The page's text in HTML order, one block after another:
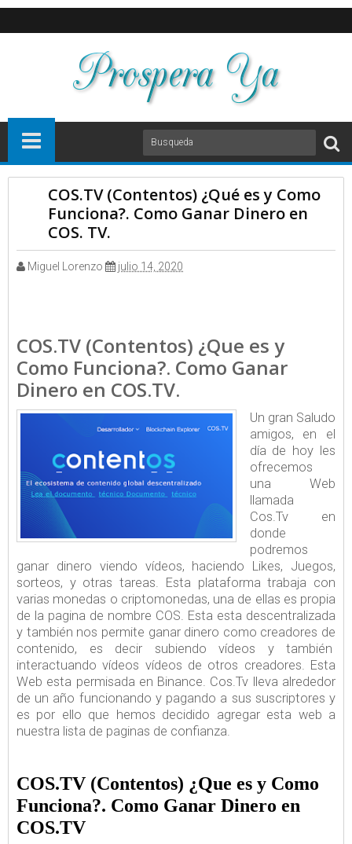
COS.TV (Contentos) ¿Qué es y Como
Funciona?. Como Ganar Dinero en
COS. TV.
Miguel Lorenzo julio 14, 2020
COS.TV (Contentos) ¿Que es y
Como Funciona?. Como Ganar
Dinero en COS.TV.
Un gran Saludo
amigos, en el
día de hoy les
ofrecemos
una Web
llamada
Cos.Tv en
donde
podremos
ganar dinero viendo vídeos, haciendo Likes, Juegos,
sorteos, y otras tareas. Esta plataforma trabaja con
varias monedas o criptomonedas, una de ellas es propia
de la pagina de nombre COS. Esta esta descentralizada
y también nos permite ganar dinero como creadores de
contenido, es decir subiendo vídeos y también
interactuando vídeos vídeos de otros creadores. Esta
Web esta permisada en Binance. Cos.Tv lleva alrededor
de un año funcionando y pagando a sus suscriptores y
es por ello que hemos decidido agregar esta web a
nuestra lista de paginas de confianza.
COS.TV (Contentos) ¿Que es y Como
Funciona?. Como Ganar Dinero en
COS.TV